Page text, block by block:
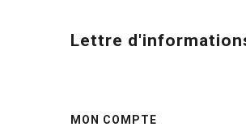
Lettre
MON COMPTE